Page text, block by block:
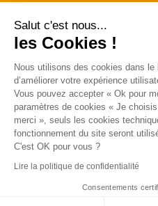
Nous contacter
Tel : 04 94 48 50 57
Écrivez-nous
Horaires & plan d'accès
Salut c'est nous...
les Cookies !
Nous utilisons des cookies dans le
d’améliorer votre expérience
Vous pouvez accepter « Ok pour
paramètres de cookies « Je
merci », seuls les cookies
fonctionnement du site seront
C'est OK pour vous ?
Lire la politique de confidentialité
Consentements